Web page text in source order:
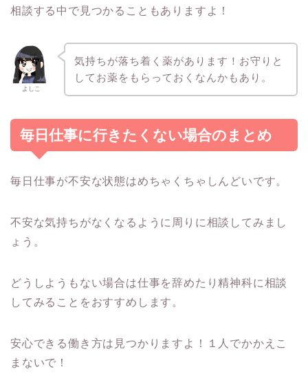
相談する中で見つかることもありますよ！
よしこ
気持ちが落ち着く薬があります！お守りと
してお薬をもらっておくなんかもあり。
毎日仕事に行きたくない場合のまとめ
毎日仕事が不安な状態はめちゃくちゃしんどいです。
不安な気持ちがなくなるように周りに相談してみまし
ょう。
どうしようもない場合は仕事を辞めたり精神科に相談
してみることをおすすめします。
安心できる働き方は見つかりますよ！１人でかかえこ
まないで！